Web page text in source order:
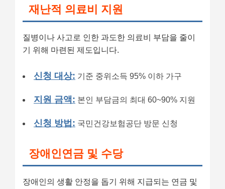
재난적 의료비 지원
질병이나 사고로 인한 과도한 의료비 부담을 줄이
기 위해 마련된 제도입니다.
신청 대상: 기준 중위소득 95% 이하 가구
지원 금액: 본인 부담금의 최대 60~90% 지원
신청 방법: 국민건강보험공단 방문 신청
장애인연금 및 수당
장애인의 생활 안정을 돕기 위해 지급되는 연금 및